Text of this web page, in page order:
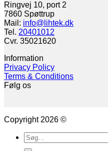
Ringvej 10, port 2
7860 Spøttrup
Mail: info@lihtek.dk
Tel. 20401012
Cvr. 35021620
Information
Privacy Policy
Terms & Conditions
Følg os
Copyright 2026 ©
Søg
efter: